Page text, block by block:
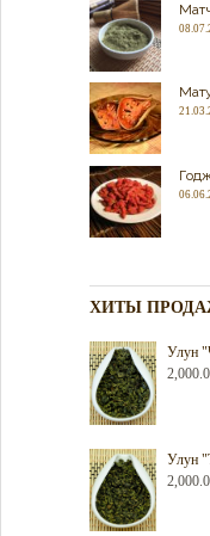
ХИТЫ
Улун
Улун